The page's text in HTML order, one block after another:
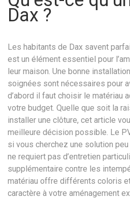
Dax ?
Les habitants de Dax savent
est un élément essentiel pour
leur maison. Une bonne
soignées sont nécessaires pour
d’abord il faut choisir le matériau
votre budget. Quelle que soit la
installer une clôture, cet article
meilleure décision possible. Le
si vous cherchez une solution
ne requiert pas d’entretien
supplémentaire contre les
matériau offre différents coloris
caractère à votre aménagement